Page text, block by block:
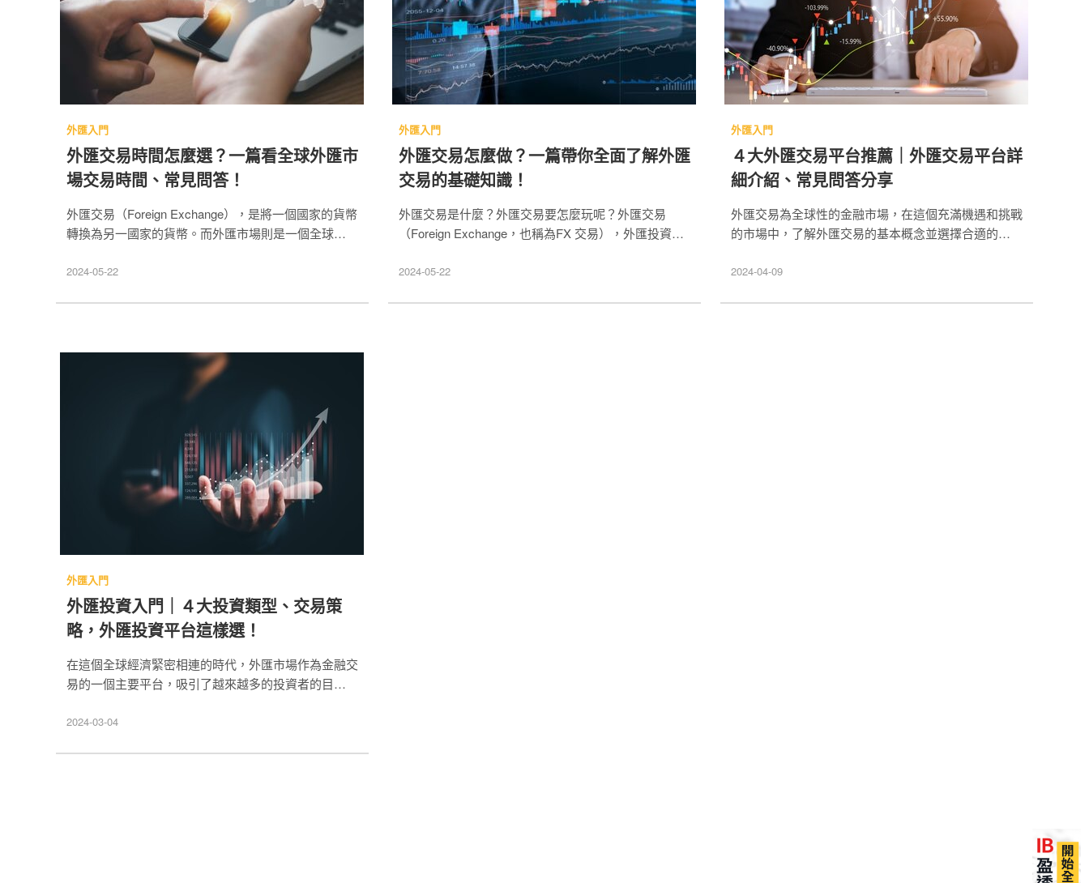
外匯入門
外匯交易時間怎麼選？一篇看全球外匯市
場交易時間、常見問答！
外匯交易（Foreign Exchange），是將一個國家的貨幣
轉換為另一國家的貨幣。而外匯市場則是一個全球市
球市場，因此擁有高流通性的投資特性，這篇文章將帶
2024-05-22
外匯入門
外匯交易怎麼做？一篇帶你全面了解外匯
交易的基礎知識！
外匯交易是什麼？外匯交易要怎麼玩呢？外匯交易
（Foreign Exchange，也稱為FX 交易），外匯投資是
動性、24小時交易的特點。本篇文帶想了解外匯交易
2024-05-22
外匯入門
４大外匯交易平台推薦｜外匯交易平台詳
細介紹、常見問答分享
外匯交易為全球性的金融市場，在這個充滿機遇和挑戰
的市場中，了解外匯交易的基本概念並選擇合適的外匯
的功能及類型，幫助你更加了解外匯交易市場的運作！
2024-04-09
外匯入門
外匯投資入門｜４大投資類型、交易策
略，外匯投資平台這樣選！
在這個全球經濟緊密相連的時代，外匯市場作為金融交
易的一個主要平台，吸引了越來越多的投資者的目光。
高度市場流動性、24小時不間斷交易的特點。本篇文
2024-03-04